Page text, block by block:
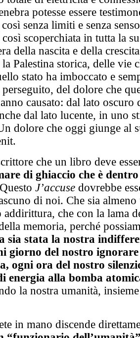
potesse essere
senza limiti e senza
scoperchiata in tutta la
della nascita e della
Palestina storica, delle vie
stato ha imboccato e
perseguito, del dolore che
causato: dal lato oscuro
dal lato lucente, in uno
dolore che oggi giunge al
che un libro deve
di ghiaccio che è
Questo J’accuse dovrebbe
di noi. Che sia
addirittura, che con la lama
memoria, perché
sia stata la nostra
giorno del nostro
ogni ora del nostro
energia alla bomba
la nostra umanità,
in mano discende